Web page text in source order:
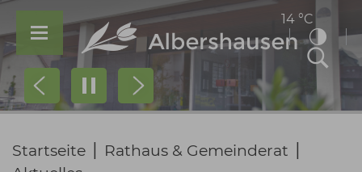
14 °C
Prev Next
Startseite | Rathaus & Gemeinderat |